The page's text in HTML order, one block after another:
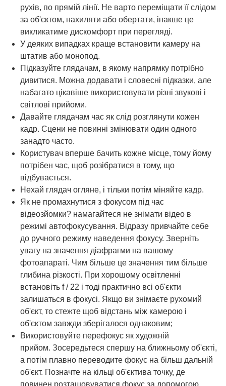
рухів, по прямій лінії. Не варто переміщати її слідом
за об'єктом, нахиляти або обертати, інакше це
викликатиме дискомфорт при перегляді.
У деяких випадках краще встановити камеру на
штатив або монопод.
Підказуйте глядачам, в якому напрямку потрібно
дивитися. Можна додавати і словесні підказки, але
набагато цікавіше використовувати різні звукові і
світлові прийоми.
Давайте глядачам час як слід розглянути кожен
кадр. Сцени не повинні змінювати один одного
занадто часто.
Користувач вперше бачить кожне місце, тому йому
потрібен час, щоб розібратися в тому, що
відбувається.
Нехай глядач огляне, і тільки потім міняйте кадр.
Як не промахнутися з фокусом під час
відеозйомки? намагайтеся не знімати відео в
режимі автофокусування. Відразу привчайте себе
до ручного режиму наведення фокусу. Зверніть
увагу на значення діафрагми на вашому
фотоапараті. Чим більше це значення тим більше
глибина різкості. При хорошому освітленні
встановіть f / 22 і тоді практично всі об'єкти
залишаться в фокусі. Якщо ви знімаєте рухомий
об'єкт, то стежте щоб відстань між камерою і
об'єктом завжди зберігалося однаковим;
Використовуйте перефокус як художній
прийом. Зосередьтеся спершу на ближньому об'єкті,
а потім плавно переводите фокус на більш дальній
об'єкт. Позначте на кільці об'єктива точку, де
повинен розташовуватися фокус за допомогою